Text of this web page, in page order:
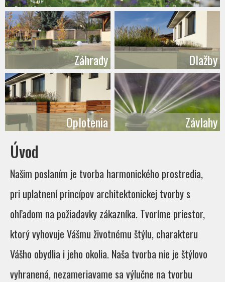
Záhrady Dlažby
Oplotenia Závlahy
Úvod
Našim poslaním je tvorba harmonického prostredia,
pri uplatnení princípov architektonickej tvorby s
ohľadom na požiadavky zákazníka. Tvoríme priestor,
ktorý vyhovuje Vášmu životnému štýlu, charakteru
Vášho obydlia i jeho okolia. Naša tvorba nie je štýlovo
vyhranená, nezameriavame sa výlučne na tvorbu